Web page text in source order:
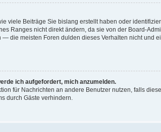
viele Beiträge Sie bislang erstellt haben oder
Ranges nicht direkt ändern, da sie von der Board-
die meisten Foren dulden dieses Verhalten nicht und
ich aufgefordert, mich anzumelden.
für Nachrichten an andere Benutzer nutzen, falls
durch Gäste verhindern.